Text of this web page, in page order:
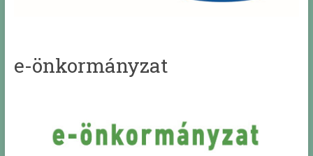
e-önkormányzat